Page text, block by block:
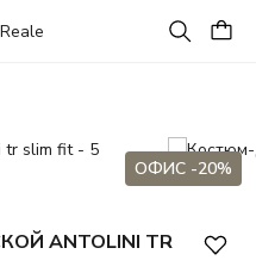
ОФИС -20%
ANTOLINI TR